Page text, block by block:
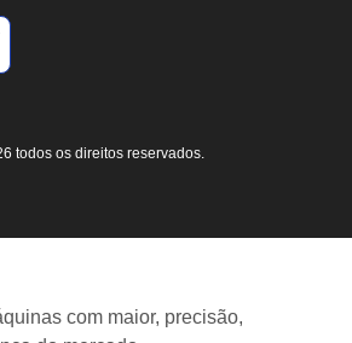
todos os direitos reservados.
com maior, precisão,